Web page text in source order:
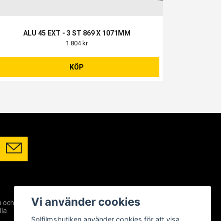
ALU 45 EXT - 3 ST 869 X 1071MM
1 804 kr
KÖP
och
Facebook
Vi använder cookies